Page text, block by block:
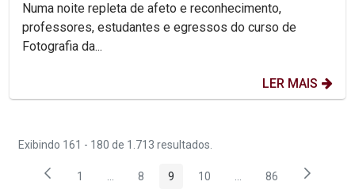
Numa noite repleta de afeto e reconhecimento,
professores, estudantes e egressos do curso de
Fotografia da...
LER MAIS
Exibindo 161 - 180 de 1.713 resultados.
Página
1 ...Páginas intermediárias Usar ABA para navegar.
Página
8 Página
9 Página
10 ...PáginasPágina
86